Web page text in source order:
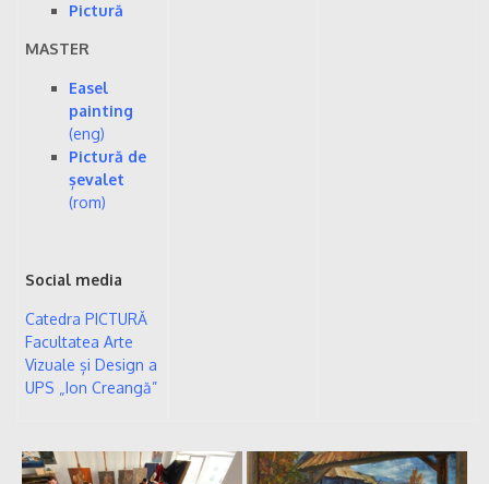
Pictură
MASTER
Easel
painting
(eng)
Pictură de
șevalet
(rom)
Social media
Catedra PICTURĂ
Facultatea Arte
Vizuale și Design a
UPS „Ion Creangă”